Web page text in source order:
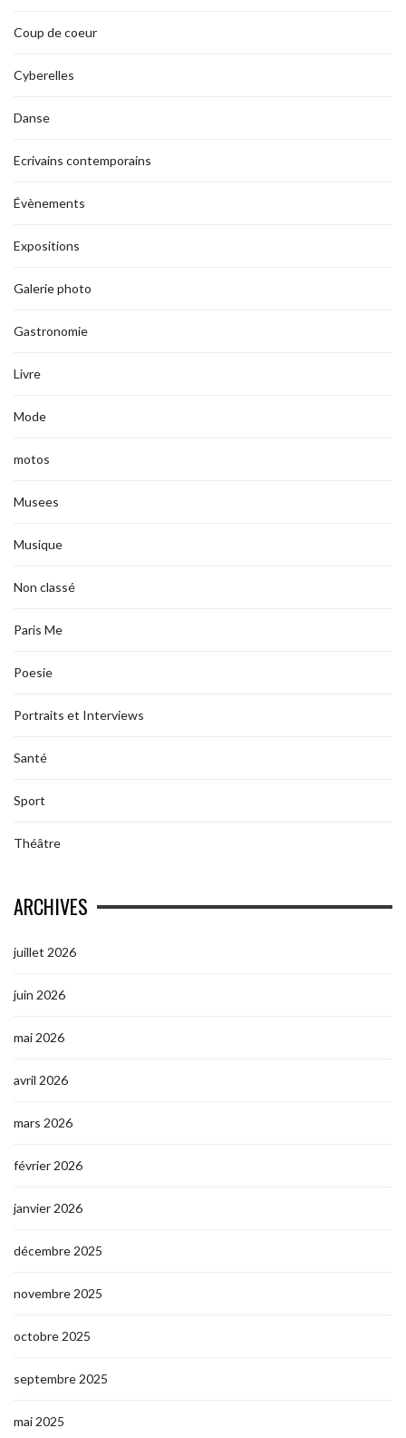
Coup de coeur
Cyberelles
Danse
Ecrivains contemporains
Évènements
Expositions
Galerie photo
Gastronomie
Livre
Mode
motos
Musees
Musique
Non classé
Paris Me
Poesie
Portraits et Interviews
Santé
Sport
Théâtre
ARCHIVES
juillet 2026
juin 2026
mai 2026
avril 2026
mars 2026
février 2026
janvier 2026
décembre 2025
novembre 2025
octobre 2025
septembre 2025
mai 2025